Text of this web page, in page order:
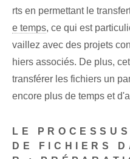
rts en permettant le
e temps, ce qui est
vaillez avec des projets
hiers associés. De plus,
transférer les fichiers un
encore plus de temps et
LE
DE FICHIERS